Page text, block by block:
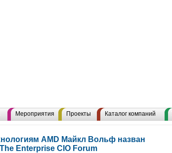
Мероприятия Проекты Каталог компаний
AMD Майкл Вольф назван
Enterprise CIO Forum